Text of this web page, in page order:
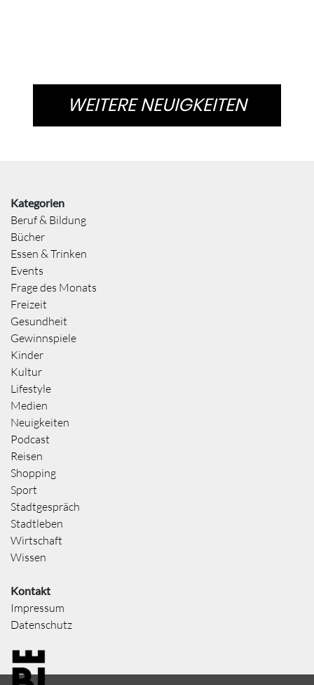
WEITERE NEUIGKEITEN
Kategorien
Beruf & Bildung
Bücher
Essen & Trinken
Events
Frage des Monats
Freizeit
Gesundheit
Gewinnspiele
Kinder
Kultur
Lifestyle
Medien
Neuigkeiten
Podcast
Reisen
Shopping
Sport
Stadtgespräch
Stadtleben
Wirtschaft
Wissen
Kontakt
Impressum
Datenschutz